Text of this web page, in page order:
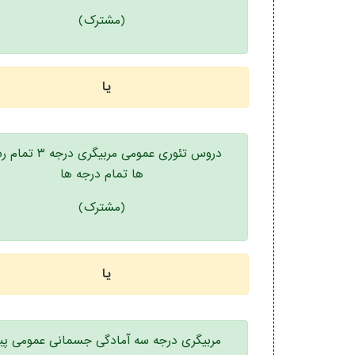
(مشترک)
یا
دروس تئوری عمومی
ها تمام درجه ها
(مشترک)
یا
مربیگری درجه سه آمادگی جسمانی عمومی